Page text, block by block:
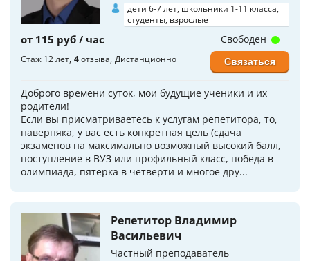
дети 6-7 лет, школьники 1-11 класса,
студенты, взрослые
от 115 руб / час
Стаж 12 лет 4отзыва Дистанционно
Доброго времени суток, мои будущие ученики и их
родители!
Если вы присматриваетесь к услугам репетитора, то,
наверняка, у вас есть конкретная цель (сдача
экзаменов на максимально возможный высокий балл,
поступление в ВУЗ или профильный класс, победа в
олимпиада, пятерка в четверти и многое дру...
Свободен
Связаться
Репетитор Владимир
Васильевич
Частный преподаватель